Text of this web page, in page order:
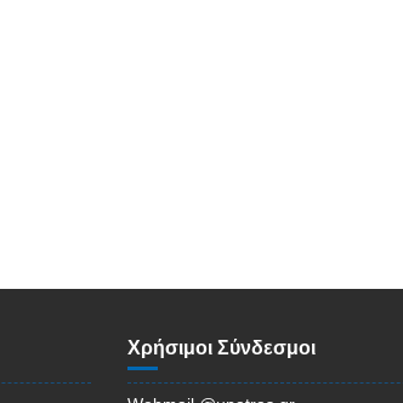
Χρήσιμοι Σύνδεσμοι